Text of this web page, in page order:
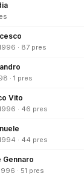
· 87 pres
· 1 pres
Vito
1996 · 46 pres
1994 · 44 pres
Gennaro
· 51 pres